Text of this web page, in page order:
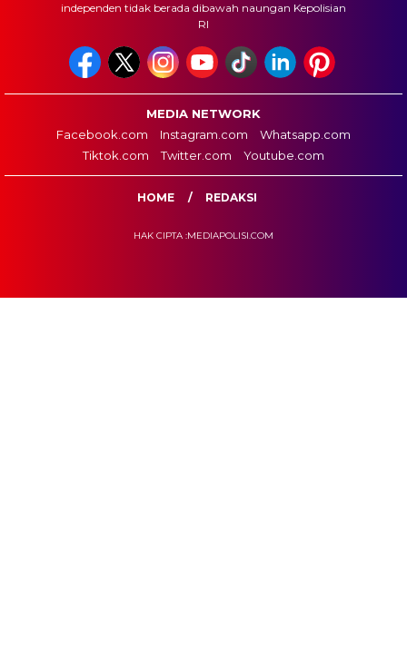
independen tidak berada dibawah naungan Kepolisian
RI
MEDIA NETWORK
Facebook.com
Instagram.com
Whatsapp.com
Tiktok.com
Twitter.com Youtube.com
HOME REDAKSI
HAK CIPTA :MEDIAPOLISI.COM